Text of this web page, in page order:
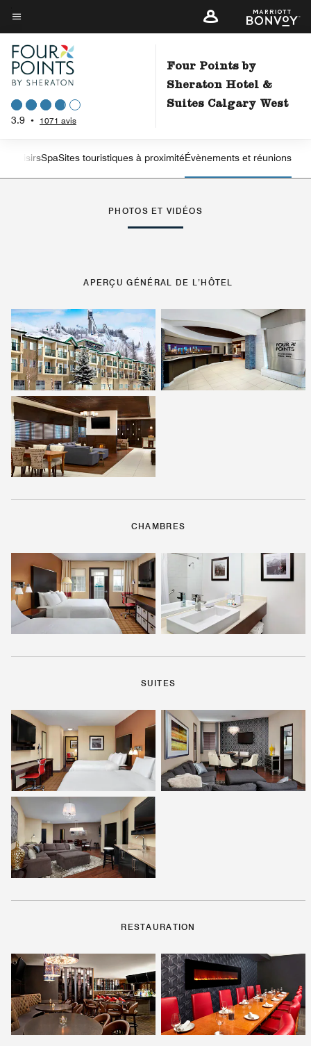
Skip
to
main
content
Texte du menu
3.9 • 1071 avis
Four Points by
Sheraton Hotel &
Suites Calgary West
flèche vers la gauche
et loisirsSpaSites touristiques à proximitéÉvènements et réunions
PHOTOS ET VIDÉOS
APERÇU GÉNÉRAL DE L’HÔTEL
CHAMBRES
SUITES
RESTAURATION